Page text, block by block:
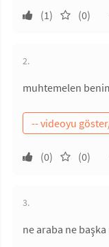
(1)
(0)
2.
muhtemelen
(0) (0)
3.
ne araba ne